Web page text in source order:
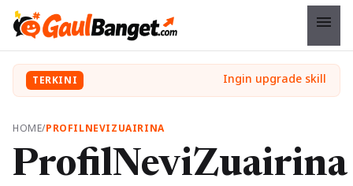
menu
TERKINI
HOME/PROFILNEVIZUAIRINA
ProfilNeviZuairina